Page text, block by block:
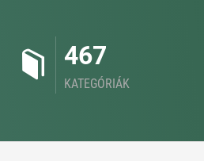
467
KATEGÓRIÁK